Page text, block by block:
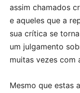
assim chamados
e aqueles que a
sua crítica se
um julgamento
muitas vezes com
Mesmo que estas